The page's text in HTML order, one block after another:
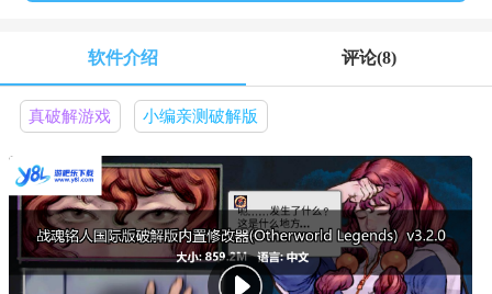
软件介绍 评论(8)
真破解游戏 小编亲测破解版